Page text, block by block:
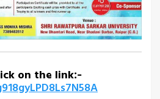
on the link:-